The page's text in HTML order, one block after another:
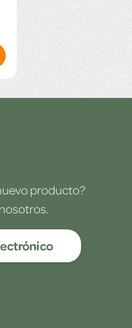
producto?